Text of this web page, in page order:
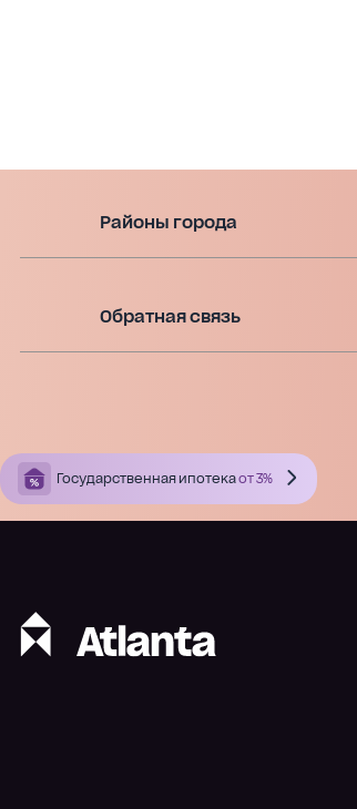
Районы города
Обратная связь
Государственная ипотекаот 3%